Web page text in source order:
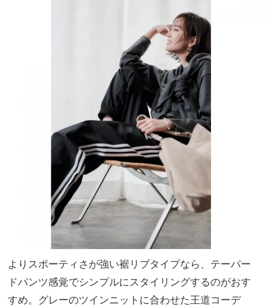
よりスポーティさが強い裾リブタイプなら、テーパー
ドパンツ感覚でシンプルにスタイリングするのがおす
すめ。グレーのツインニットに合わせた王道コーデ